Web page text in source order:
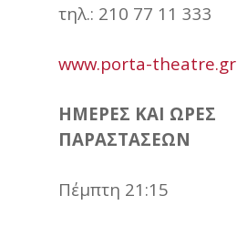
τηλ.: 210 77 11 333
www.porta-theatre.gr
ΗΜΕΡΕΣ ΚΑΙ ΩΡΕΣ
ΠΑΡΑΣΤΑΣΕΩΝ
Πέμπτη 21:15